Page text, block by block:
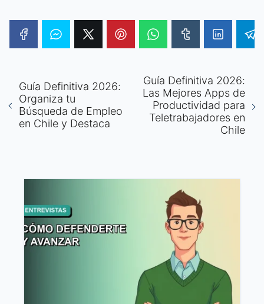
Guía Definitiva 2026:
Organiza tu
Búsqueda de Empleo
en Chile y Destaca
Guía Definitiva 2026:
Las Mejores Apps de
Productividad para
Teletrabajadores en
Chile